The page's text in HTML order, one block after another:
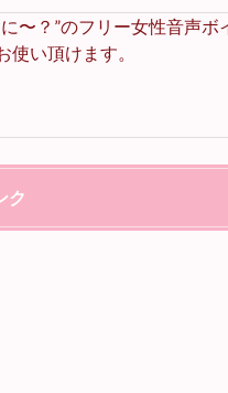
に〜？”のフリー女性音声ボ
使い頂けます。
ク